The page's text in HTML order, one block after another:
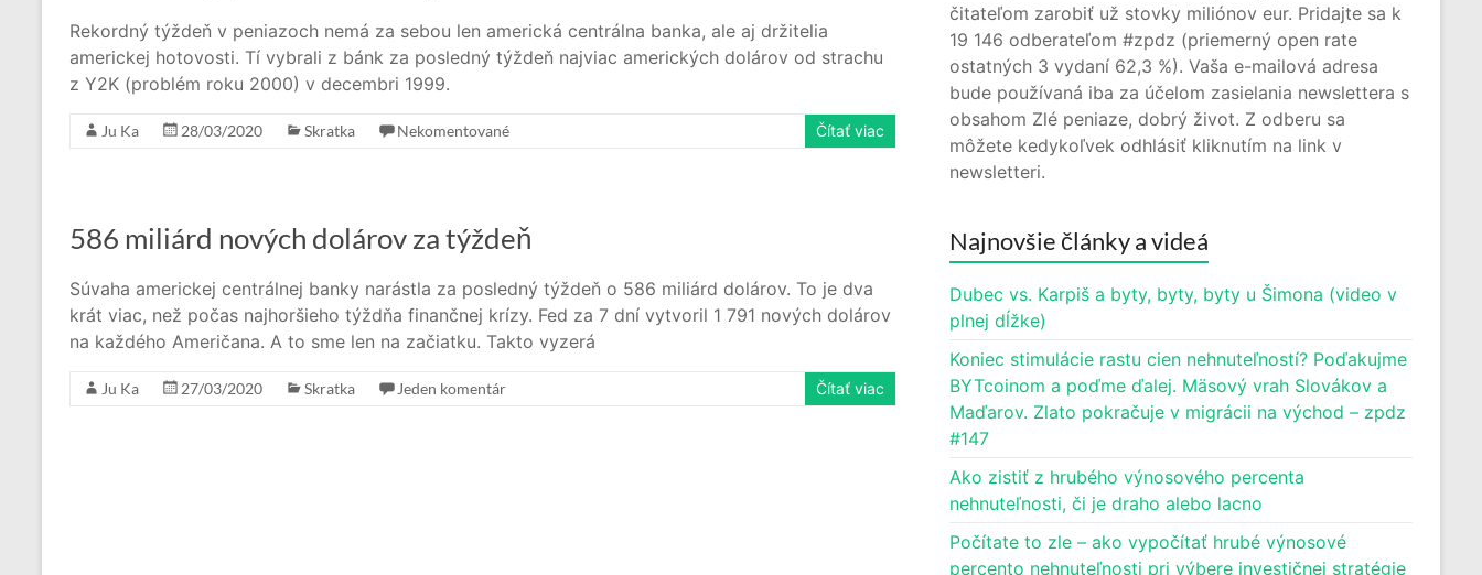
Rekordný týždeň v peniazoch nemá za sebou len americká centrálna banka, ale aj držitelia
americkej hotovosti. Tí vybrali z bánk za posledný týždeň najviac amerických dolárov od strachu
z Y2K (problém roku 2000) v decembri 1999.
Ju Ka 28/03/2020 Skratka Nekomentované Čítať viac
586 miliárd nových dolárov za týždeň
Súvaha americkej centrálnej banky narástla za posledný týždeň o 586 miliárd dolárov. To je dva
krát viac, než počas najhoršieho týždňa finančnej krízy. Fed za 7 dní vytvoril 1 791 nových dolárov
na každého Američana. A to sme len na začiatku. Takto vyzerá
Ju Ka 27/03/2020 Skratka Jeden komentár Čítať viac
čitateľom zarobiť už stovky miliónov eur. Pridajte sa k
19 146 odberateľom #zpdz (priemerný open rate
ostatných 3 vydaní 62,3 %). Vaša e-mailová adresa
bude používaná iba za účelom zasielania newslettera s
obsahom Zlé peniaze, dobrý život. Z odberu sa
môžete kedykoľvek odhlásiť kliknutím na link v
newsletteri.
Najnovšie články a videá
Dubec vs. Karpiš a byty, byty, byty u Šimona (video v
plnej dĺžke)
Koniec stimulácie rastu cien nehnuteľností? Poďakujme
BYTcoinom a poďme ďalej. Mäsový vrah Slovákov a
Maďarov. Zlato pokračuje v migrácii na východ – zpdz
#147
Ako zistiť z hrubého výnosového percenta
nehnuteľnosti, či je draho alebo lacno
Počítate to zle – ako vypočítať hrubé výnosové
percento nehnuteľnosti pri výbere investičnej stratégie